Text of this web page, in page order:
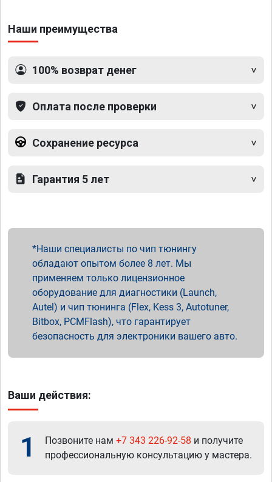
Наши преимущества
100% возврат денег
Оплата после проверки
Сохранение ресурса
Гарантия 5 лет
Наши специалисты по чип тюнингу
обладают опытом более 8 лет. Мы
применяем только лицензионное
оборудование для диагностики (Launch,
Autel) и чип тюнинга (Flex, Kess 3, Autotuner,
Bitbox, PCMFlash), что гарантирует
безопасность для электроники вашего авто.
Ваши действия:
1 Позвоните нам +7 343 226-92-58 и получите
профессиональную консультацию у мастера.